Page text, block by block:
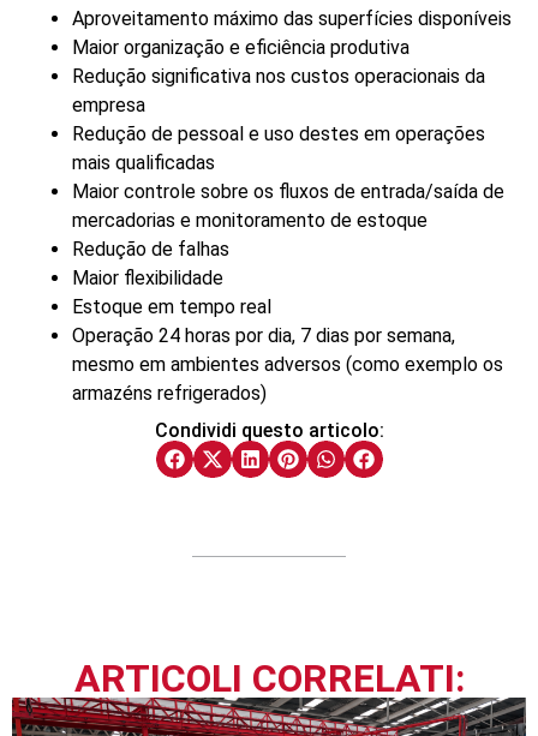
Aproveitamento máximo das superfícies disponíveis
Maior organização e eficiência produtiva
Redução significativa nos custos operacionais da
empresa
Redução de pessoal e uso destes em operações
mais qualificadas
Maior controle sobre os fluxos de entrada/saída de
mercadorias e monitoramento de estoque
Redução de falhas
Maior flexibilidade
Estoque em tempo real
Operação 24 horas por dia, 7 dias por semana,
mesmo em ambientes adversos (como exemplo os
armazéns refrigerados)
Condividi questo articolo:
ARTICOLI CORRELATI: